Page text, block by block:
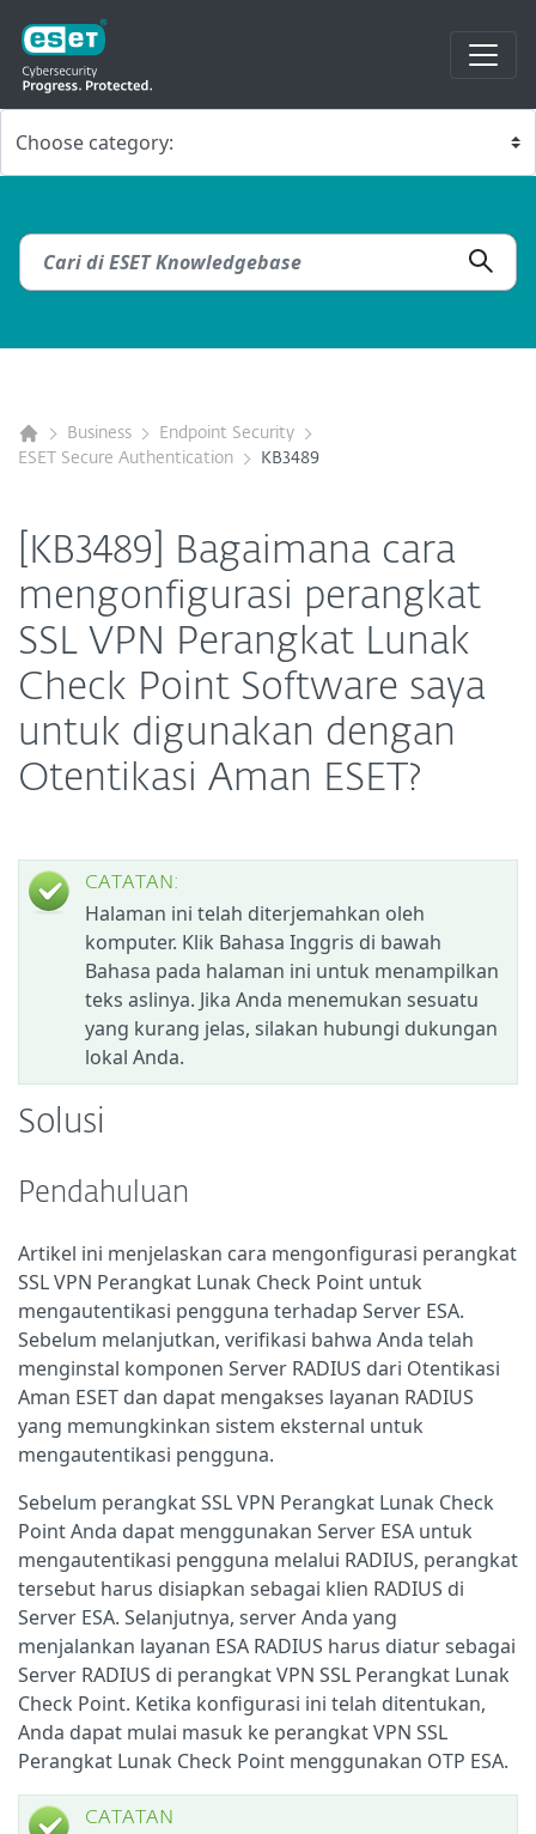
Business
Endpoint Security
ESET Secure Authentication
KB3489
[KB3489] Bagaimana cara
mengonfigurasi perangkat
SSL VPN Perangkat Lunak
Check Point Software saya
untuk digunakan dengan
Otentikasi Aman ESET?
CATATAN:
Halaman ini telah diterjemahkan oleh
komputer. Klik Bahasa Inggris di bawah
Bahasa pada halaman ini untuk menampilkan
teks aslinya. Jika Anda menemukan sesuatu
yang kurang jelas, silakan hubungi dukungan
lokal Anda.
Solusi
Pendahuluan
Artikel ini menjelaskan cara mengonfigurasi perangkat
SSL VPN Perangkat Lunak Check Point untuk
mengautentikasi pengguna terhadap Server ESA.
Sebelum melanjutkan, verifikasi bahwa Anda telah
menginstal komponen Server RADIUS dari Otentikasi
Aman ESET dan dapat mengakses layanan RADIUS
yang memungkinkan sistem eksternal untuk
mengautentikasi pengguna.
Sebelum perangkat SSL VPN Perangkat Lunak Check
Point Anda dapat menggunakan Server ESA untuk
mengautentikasi pengguna melalui RADIUS, perangkat
tersebut harus disiapkan sebagai klien RADIUS di
Server ESA. Selanjutnya, server Anda yang
menjalankan layanan ESA RADIUS harus diatur sebagai
Server RADIUS di perangkat VPN SSL Perangkat Lunak
Check Point. Ketika konfigurasi ini telah ditentukan,
Anda dapat mulai masuk ke perangkat VPN SSL
Perangkat Lunak Check Point menggunakan OTP ESA.
CATATAN